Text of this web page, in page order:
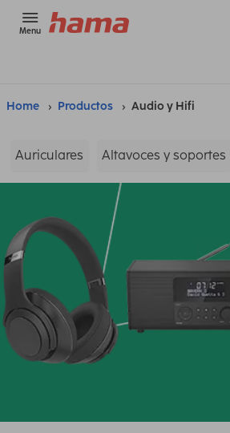
Menu
Home Productos Audio y Hifi
Auriculares Altavoces y soportes